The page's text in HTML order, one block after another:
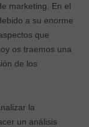
marketing. En el
a su enorme
que
os traemos una
de los
la
un análisis